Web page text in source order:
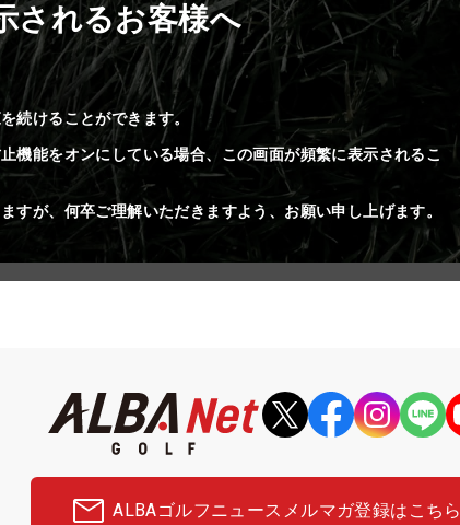
されるお客様へ
続けることができます。
機能をオンにしている場合、この画面が頻繁に表示されるこ
すが、何卒ご理解いただきますよう、お願い申し上げます。
ALBAゴルフニュース メルマガ登録はこちら